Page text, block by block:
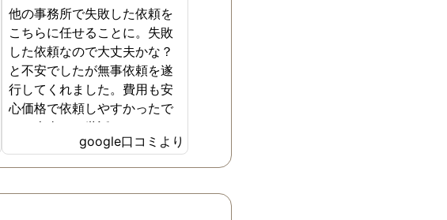
他の事務所で失敗した依頼を
こちらに任せることに。失敗
した依頼なので大丈夫かな？
と不安でしたが無事依頼を遂
行してくれました。費用も安
心価格で依頼しやすかったで
す。本当にお世話になりまし
google口コミより